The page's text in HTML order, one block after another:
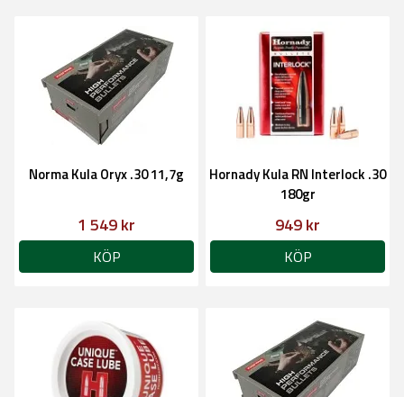
Norma Kula Oryx .30 11,7g
1 549 kr
KÖP
Hornady Kula RN Interlock .30
180gr
949 kr
KÖP